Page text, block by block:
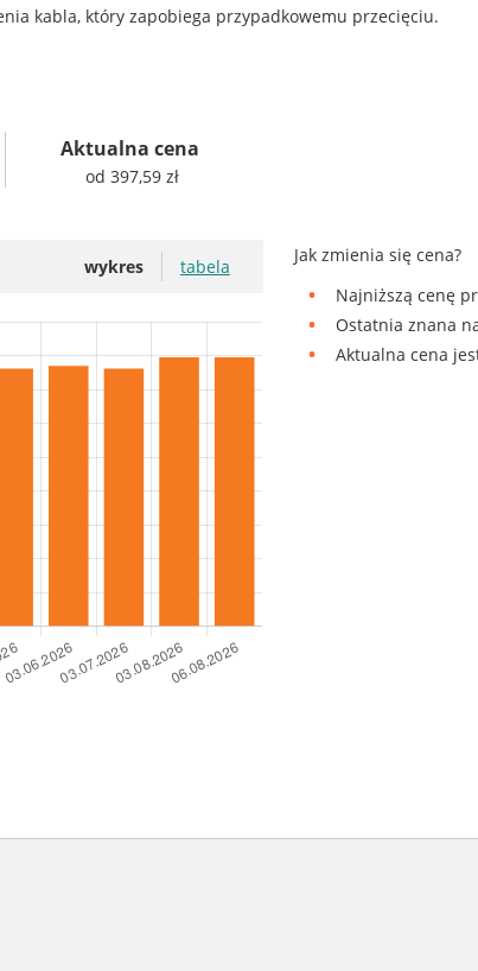
kabla, który zapobiega przypadkowemu przecięciu.
Aktualna cena
od 397,59 zł
wykres tabela
Jak zmienia się cena?
Najniższą cenę
Ostatnia znana
Aktualna cena